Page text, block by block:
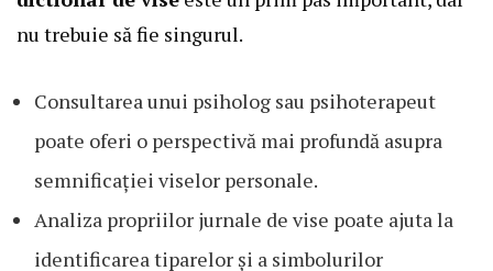
nu trebuie să fie singurul.
Consultarea unui psiholog sau psihoterapeut
poate oferi o perspectivă mai profundă asupra
semnificației viselor personale.
Analiza propriilor jurnale de vise poate ajuta la
identificarea tiparelor și a simbolurilor